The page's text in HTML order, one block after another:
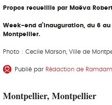
Propos recueillis par Maëva
Week-end d’inauguration, du 6
Montpellier.
Photo : Cecile Marson, Ville de
Publié par Rédaction de Ramdam
Montpellier, Montpellier